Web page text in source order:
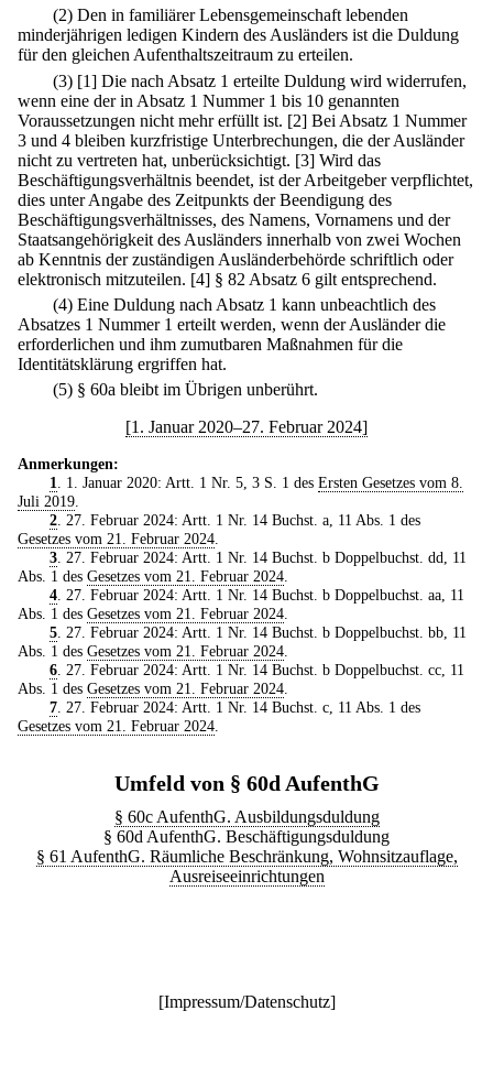
(2) Den in familiärer Lebensgemeinschaft lebenden
minderjährigen ledigen Kindern des Ausländers ist die Duldung
für den gleichen Aufenthaltszeitraum zu erteilen.
(3) [1] Die nach Absatz 1 erteilte Duldung wird widerrufen,
wenn eine der in Absatz 1 Nummer 1 bis 10 genannten
Voraussetzungen nicht mehr erfüllt ist. [2] Bei Absatz 1 Nummer
3 und 4 bleiben kurzfristige Unterbrechungen, die der Ausländer
nicht zu vertreten hat, unberücksichtigt. [3] Wird das
Beschäftigungsverhältnis beendet, ist der Arbeitgeber verpflichtet,
dies unter Angabe des Zeitpunkts der Beendigung des
Beschäftigungsverhältnisses, des Namens, Vornamens und der
Staatsangehörigkeit des Ausländers innerhalb von zwei Wochen
ab Kenntnis der zuständigen Ausländerbehörde schriftlich oder
elektronisch mitzuteilen. [4] § 82 Absatz 6 gilt entsprechend.
(4) Eine Duldung nach Absatz 1 kann unbeachtlich des
Absatzes 1 Nummer 1 erteilt werden, wenn der Ausländer die
erforderlichen und ihm zumutbaren Maßnahmen für die
Identitätsklärung ergriffen hat.
(5) § 60a bleibt im Übrigen unberührt.
[1. Januar 2020–27. Februar 2024]
Anmerkungen:
1
. 1. Januar 2020: Artt. 1 Nr. 5, 3 S. 1 des Ersten Gesetzes vom 8.
Juli 2019
2. 27. Februar 2024: Artt. 1 Nr. 14 Buchst. a, 11 Abs. 1 des
Gesetzes vom 21. Februar 2024
3. 27. Februar 2024: Artt. 1 Nr. 14 Buchst. b Doppelbuchst. dd, 11
Abs. 1 des Gesetzes vom 21. Februar 2024
4. 27. Februar 2024: Artt. 1 Nr. 14 Buchst. b Doppelbuchst. aa, 11
Abs. 1 des Gesetzes vom 21. Februar 2024
5. 27. Februar 2024: Artt. 1 Nr. 14 Buchst. b Doppelbuchst. bb, 11
Abs. 1 des Gesetzes vom 21. Februar 2024
6. 27. Februar 2024: Artt. 1 Nr. 14 Buchst. b Doppelbuchst. cc, 11
Abs. 1 des Gesetzes vom 21. Februar 2024
7. 27. Februar 2024: Artt. 1 Nr. 14 Buchst. c, 11 Abs. 1 des
Gesetzes vom 21. Februar 2024
Umfeld von § 60d AufenthG
§ 60c AufenthG. Ausbildungsduldung
§ 60d AufenthG. Beschäftigungsduldung
§ 61 AufenthG. Räumliche Beschränkung, Wohnsitzauflage,
Ausreiseeinrichtungen
[Impressum/Datenschutz]